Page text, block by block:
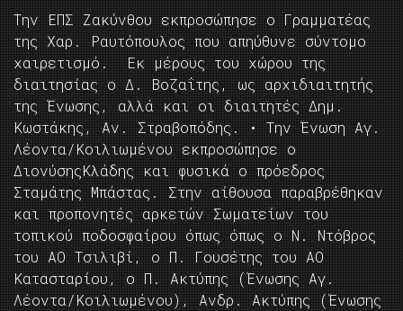
Την ΕΠΣ Ζακύνθου εκπροσώπησε ο Γραμματέας
της Χαρ. Ραυτόπουλος που απηύθυνε σύντομο
χαιρετισμό. Εκ μέρους του χώρου της
διαιτησίας ο Δ. Βοζαΐτης, ως αρχιδιαιτητής
της Ένωσης, αλλά και οι διαιτητές Δημ.
Κωστάκης, Αν. Στραβοπόδης. • Την Ένωση Αγ.
Λέοντα/Κοιλιωμένου εκπροσώπησε ο
ΔιονύσηςΚλάδης και φυσικά ο πρόεδρος
Σταμάτης Μπάστας. Στην αίθουσα παραβρέθηκαν
και προπονητές αρκετών Σωματείων του
τοπικού ποδοσφαίρου όπως όπως ο Ν. Ντόβρος
του ΑΟ Τσιλιβί, ο Π. Γουσέτης του ΑΟ
Κατασταρίου, ο Π. Ακτύπης (Ένωσης Αγ.
Λέοντα/Κοιλιωμένου), Ανδρ. Ακτύπης (Ένωσης